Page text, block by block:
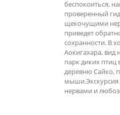
беспокоиться,
проверенный
щекочущими
приведет
сохранности. В
Аокигахара, вид
парк диких птиц
деревню Сайко,
мыши.Экскурсия
нервами и